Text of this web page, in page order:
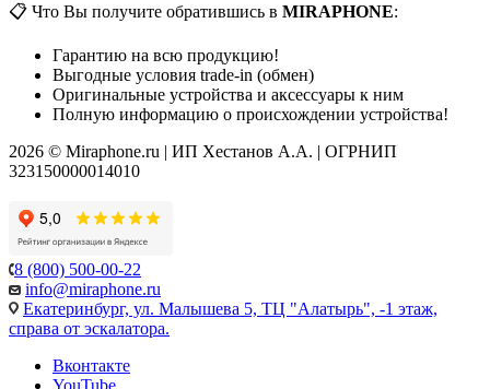
📋 Что Вы получите обратившись в MIRAPHONE:
Гарантию на всю продукцию!
Выгодные условия trade-in (обмен)
Оригинальные устройства и аксессуары к ним
Полную информацию о происхождении устройства!
2026 © Miraphone.ru | ИП Хестанов А.А. | ОГРНИП
323150000014010
8 (800) 500-00-22
info@miraphone.ru
Екатеринбург, ул. Малышева 5, ТЦ "Алатырь", -1 этаж,
справа от эскалатора.
Вконтакте
YouTube